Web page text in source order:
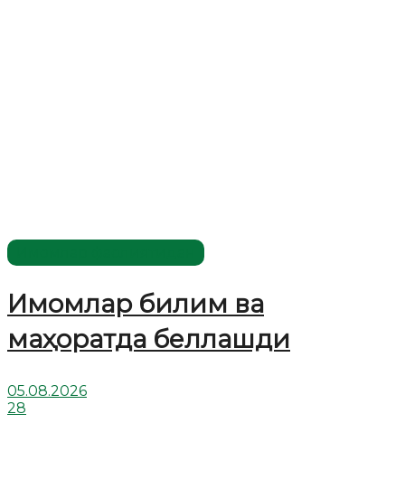
Имомлар билим ва
маҳоратда беллашди
05.08.2026
28